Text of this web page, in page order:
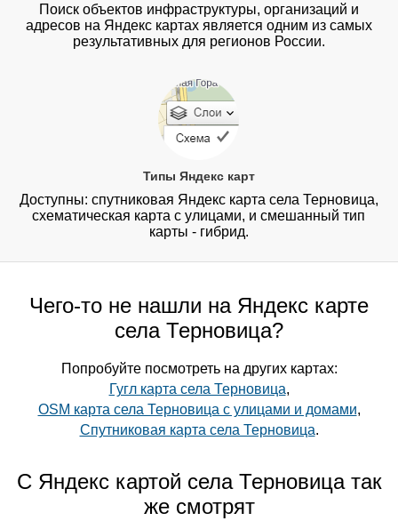
Поиск объектов инфраструктуры, организаций и
адресов на Яндекс картах является одним из самых
результативных для регионов России.
Типы Яндекс карт
Доступны: спутниковая Яндекс карта села Терновица,
схематическая карта с улицами, и смешанный тип
карты - гибрид.
Чего-то не нашли на Яндекс карте
села Терновица?
Попробуйте посмотреть на других картах:
Гугл карта села Терновица,
OSM карта села Терновица с улицами и домами,
Спутниковая карта села Терновица.
С Яндекс картой села Терновица так
же смотрят